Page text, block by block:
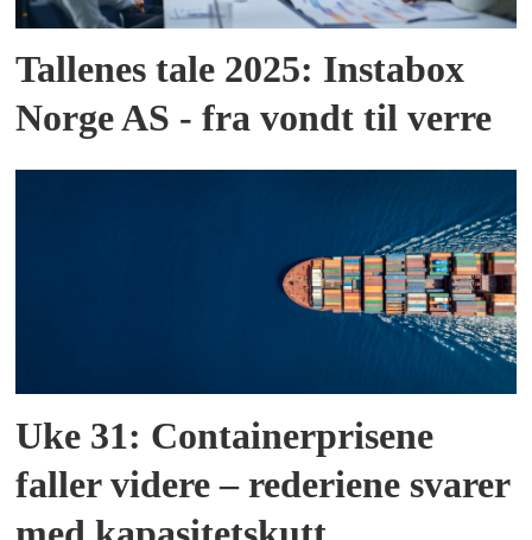
Tallenes tale 2025: Instabox
Norge AS - fra vondt til verre
Uke 31: Containerprisene
faller videre – rederiene svarer